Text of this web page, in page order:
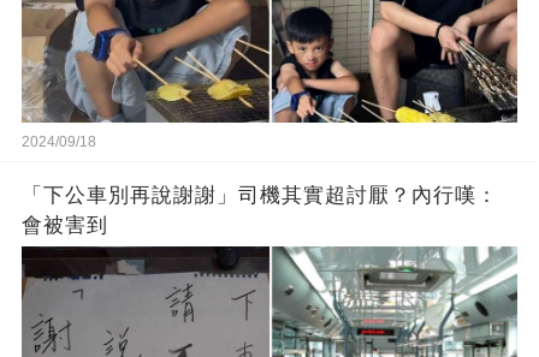
2024/09/18
「下公車別再說謝謝」司機其實超討厭？內行嘆：
會被害到